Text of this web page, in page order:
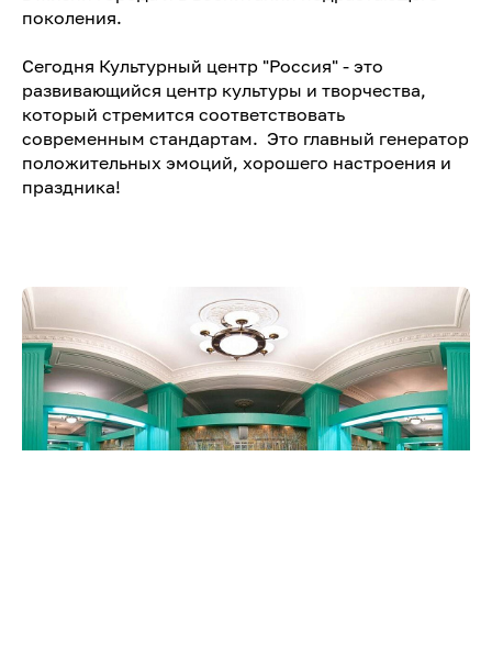
поколения.
Сегодня Культурный центр "Россия" - это
развивающийся центр культуры и творчества,
который стремится соответствовать
современным стандартам. Это главный генератор
положительных эмоций, хорошего настроения и
праздника!